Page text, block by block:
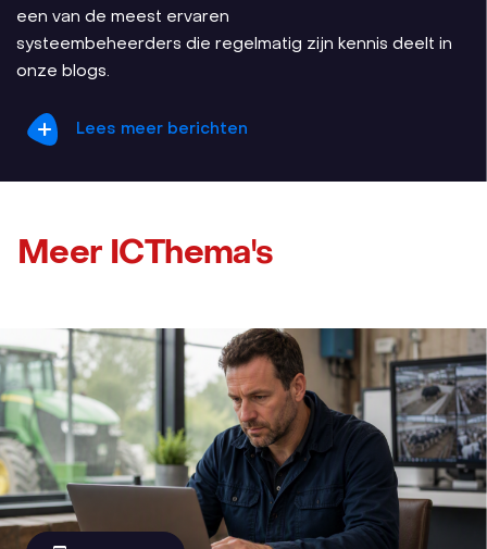
een van de meest ervaren
systeembeheerders die regelmatig zijn kennis deelt in
onze blogs.
Lees meer berichten
Meer ICThema's